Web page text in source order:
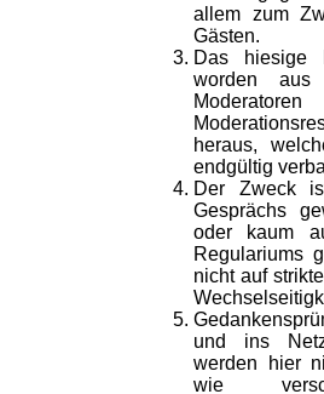
allem zum
Gästen.
Das hiesige
worden aus
heraus,
endgültig
Der Zweck
Gesprächs
oder kaum
Regulariums
nicht auf
und ins
werden hier
wie